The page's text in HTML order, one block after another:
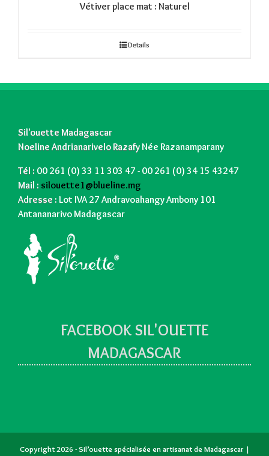
Vétiver place mat : Naturel
Details
Sil'ouette Madagascar
Noeline Andrianarivelo RazafyNée Razanamparany
Tél : 00 261 (0) 33 11 303 47 - 00 261 (0) 34 15 43247
Mail : silouette1@blueline.mg
Adresse : Lot IVA 27 Andravoahangy Ambony 101
Antananarivo Madagascar
FACEBOOK SIL'OUETTE
MADAGASCAR
Copyright 2026 - Sil’ouette spécialisée en artisanat de Madagascar |